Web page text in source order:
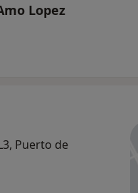
Lopez
Puerto de